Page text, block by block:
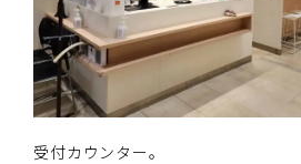
受付カウンター。